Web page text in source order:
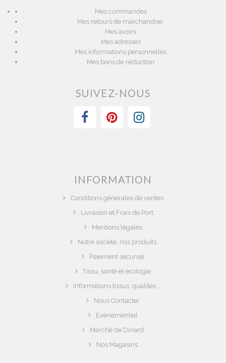
Mes commandes
Mes retours de marchandise
Mes avoirs
Mes adresses
Mes informations personnelles
Mes bons de réduction
SUIVEZ-NOUS
INFORMATION
Conditions générales de ventes
Livraison et Frais de Port
Mentions légales
Notre société, nos produits
Paiement sécurisé
Tissu, santé et écologie
Informations tissus, qualités...
Nous Contacter
Évènementiel
Marché de Dinard
Nos Magasins